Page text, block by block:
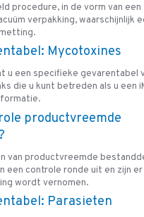
procedure, in de vorm van
verpakking, waarschijnlijk
Mycotoxines
u een specifieke gevarentabel
die u kunt betreden als u een
productvreemde
van productvreemde
een controle ronde uit en zijn
wordt vernomen.
Parasieten